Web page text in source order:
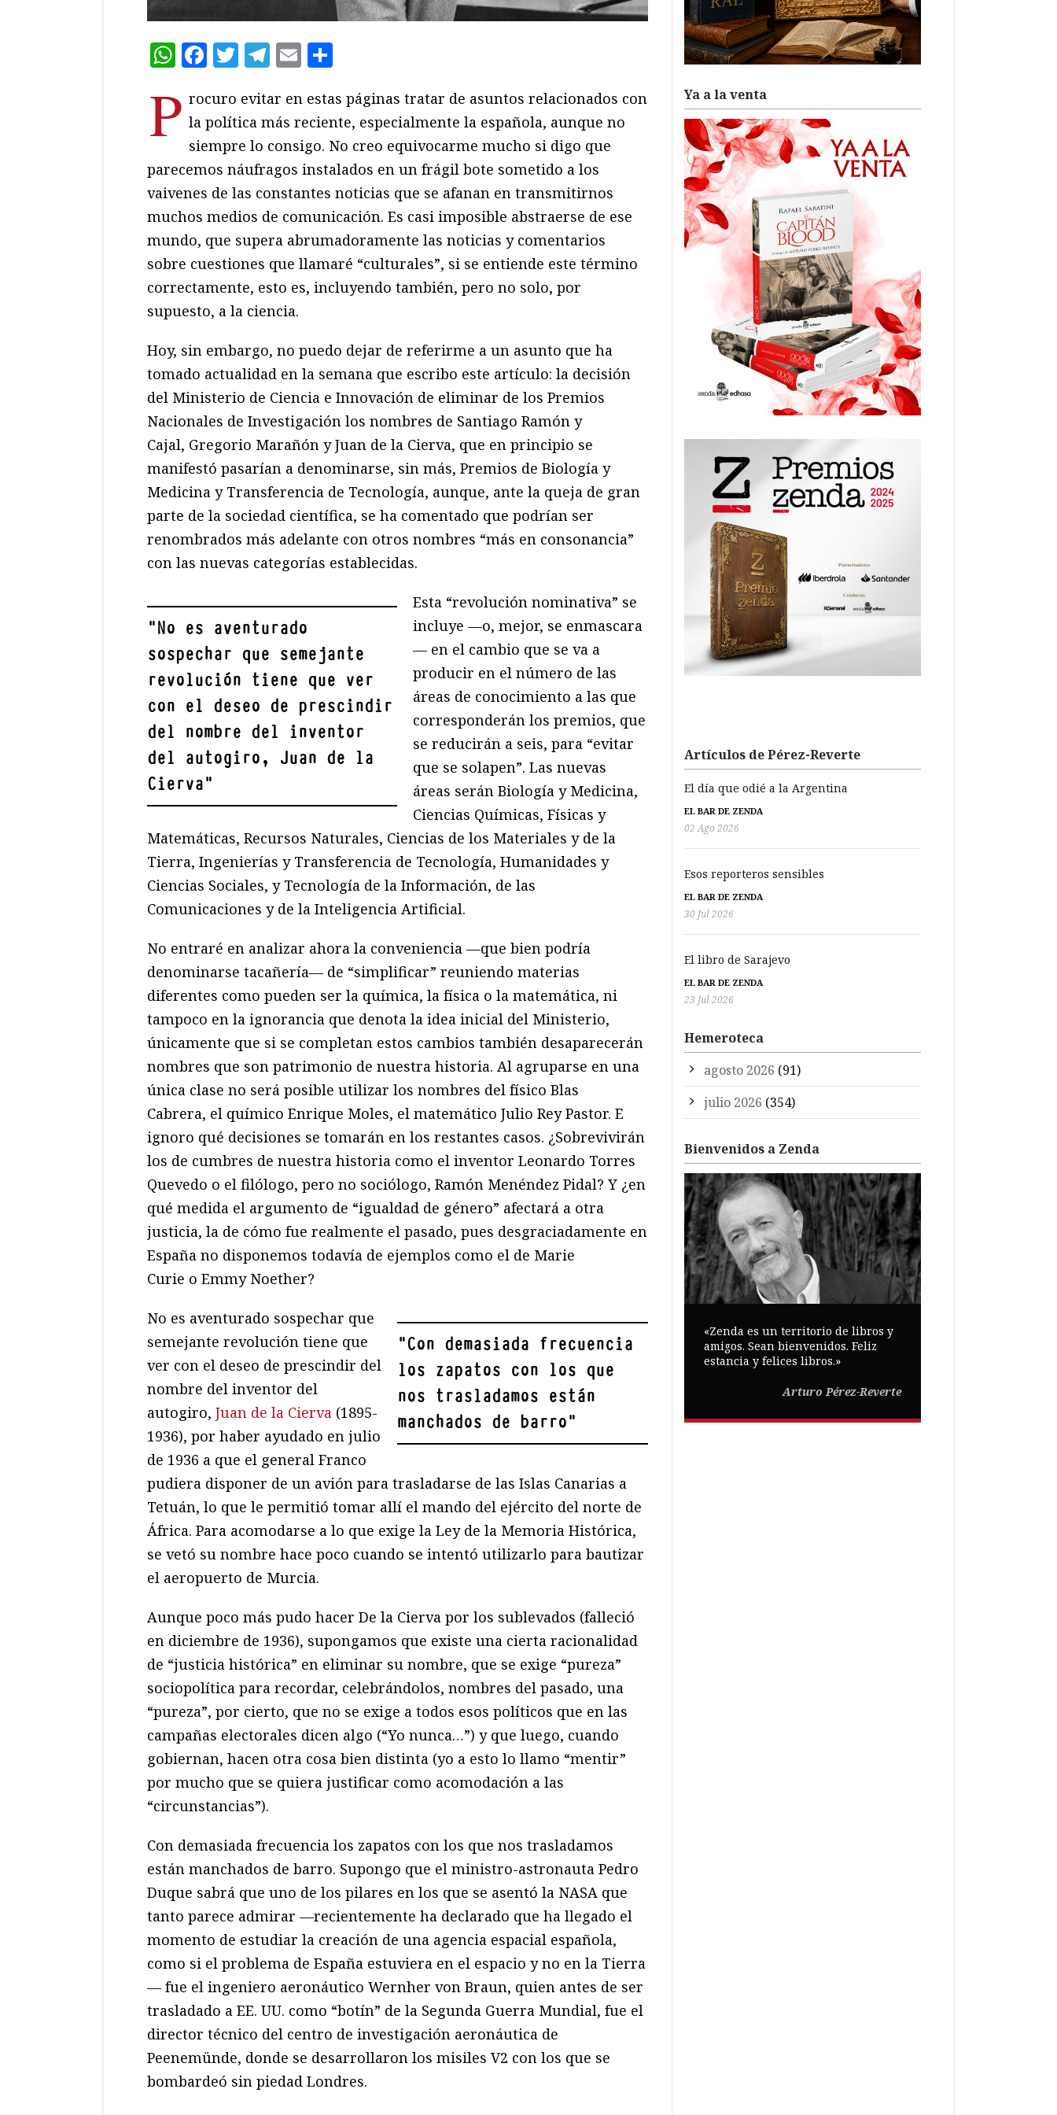
WhatsApp
Facebook
Twitter
Telegram
Email
P rocuro evitar en estas páginas tratar de asuntos relacionados con
la política más reciente, especialmente la española, aunque no
siempre lo consigo. No creo equivocarme mucho si digo que
parecemos náufragos instalados en un frágil bote sometido a los
vaivenes de las constantes noticias que se afanan en transmitirnos
muchos medios de comunicación. Es casi imposible abstraerse de ese
mundo, que supera abrumadoramente las noticias y comentarios
sobre cuestiones que llamaré “culturales”, si se entiende este término
correctamente, esto es, incluyendo también, pero no solo, por
supuesto, a la ciencia.
Hoy, sin embargo, no puedo dejar de referirme a un asunto que ha
tomado actualidad en la semana que escribo este artículo: la decisión
del Ministerio de Ciencia e Innovación de eliminar de los Premios
Nacionales de Investigación los nombres de Santiago Ramón y
Cajal, Gregorio Marañón y Juan de la Cierva, que en principio se
manifestó pasarían a denominarse, sin más, Premios de Biología y
Medicina y Transferencia de Tecnología, aunque, ante la queja de gran
parte de la sociedad científica, se ha comentado que podrían ser
renombrados más adelante con otros nombres “más en consonancia”
con las nuevas categorías establecidas.
"No es aventurado
sospechar que semejante
revolución tiene que ver
con el deseo de prescindir
del nombre del inventor
del autogiro, Juan de la
Cierva"
Esta “revolución nominativa” se
incluye —o, mejor, se enmascara
— en el cambio que se va a
producir en el número de las
áreas de conocimiento a las que
corresponderán los premios, que
se reducirán a seis, para “evitar
que se solapen”. Las nuevas
áreas serán Biología y Medicina,
Ciencias Químicas, Físicas y
Matemáticas, Recursos Naturales, Ciencias de los Materiales y de la
Tierra, Ingenierías y Transferencia de Tecnología, Humanidades y
Ciencias Sociales, y Tecnología de la Información, de las
Comunicaciones y de la Inteligencia Artificial.
No entraré en analizar ahora la conveniencia —que bien podría
denominarse tacañería— de “simplificar” reuniendo materias
diferentes como pueden ser la química, la física o la matemática, ni
tampoco en la ignorancia que denota la idea inicial del Ministerio,
únicamente que si se completan estos cambios también desaparecerán
nombres que son patrimonio de nuestra historia. Al agruparse en una
única clase no será posible utilizar los nombres del físico Blas
Cabrera, el químico Enrique Moles, el matemático Julio Rey Pastor. E
ignoro qué decisiones se tomarán en los restantes casos. ¿Sobrevivirán
los de cumbres de nuestra historia como el inventor Leonardo Torres
Quevedo o el filólogo, pero no sociólogo, Ramón Menéndez Pidal? Y ¿en
qué medida el argumento de “igualdad de género” afectará a otra
justicia, la de cómo fue realmente el pasado, pues desgraciadamente en
España no disponemos todavía de ejemplos como el de Marie
Curie o Emmy Noether?
"Con demasiada frecuencia
los zapatos con los que
nos trasladamos están
manchados de barro"
No es aventurado sospechar que
semejante revolución tiene que
ver con el deseo de prescindir del
nombre del inventor del
autogiro, Juan de la Cierva (1895-
1936), por haber ayudado en julio
de 1936 a que el general Franco
pudiera disponer de un avión para trasladarse de las Islas Canarias a
Tetuán, lo que le permitió tomar allí el mando del ejército del norte de
África. Para acomodarse a lo que exige la Ley de la Memoria Histórica,
se vetó su nombre hace poco cuando se intentó utilizarlo para bautizar
el aeropuerto de Murcia.
Aunque poco más pudo hacer De la Cierva por los sublevados (falleció
en diciembre de 1936), supongamos que existe una cierta racionalidad
de “justicia histórica” en eliminar su nombre, que se exige “pureza”
sociopolítica para recordar, celebrándolos, nombres del pasado, una
“pureza”, por cierto, que no se exige a todos esos políticos que en las
campañas electorales dicen algo (“Yo nunca…”) y que luego, cuando
gobiernan, hacen otra cosa bien distinta (yo a esto lo llamo “mentir”
por mucho que se quiera justificar como acomodación a las
“circunstancias”).
Con demasiada frecuencia los zapatos con los que nos trasladamos
están manchados de barro. Supongo que el ministro-astronauta Pedro
Duque sabrá que uno de los pilares en los que se asentó la NASA que
tanto parece admirar —recientemente ha declarado que ha llegado el
momento de estudiar la creación de una agencia espacial española,
como si el problema de España estuviera en el espacio y no en la Tierra
— fue el ingeniero aeronáutico Wernher von Braun, quien antes de ser
trasladado a EE. UU. como “botín” de la Segunda Guerra Mundial, fue el
director técnico del centro de investigación aeronáutica de
Peenemünde, donde se desarrollaron los misiles V2 con los que se
bombardeó sin piedad Londres.
Ya a la venta
Artículos de Pérez-Reverte
El día que odié a la Argentina
EL BAR DE ZENDA
02 Ago 2026
Esos reporteros sensibles
EL BAR DE ZENDA
30 Jul 2026
El libro de Sarajevo
EL BAR DE ZENDA
23 Jul 2026
Hemeroteca
agosto 2026 (91)
julio 2026 (354)
Bienvenidos a Zenda
«Zenda es un territorio de libros y
amigos. Sean bienvenidos. Feliz
estancia y felices libros.»
Arturo Pérez-Reverte